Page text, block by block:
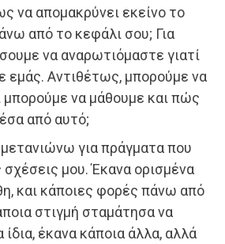
να απομακρύνει εκείνο το
από το κεφάλι σου; Για
να αναρωτιόμαστε γιατί
εμάς. Αντιθέτως, μπορούμε να
να μάθουμε και πώς
από αυτό;
για πράγματα που
σχέσεις μου. Έκανα ορισμένα
και κάποιες φορές πάνω από
στιγμή σταμάτησα να
έκανα κάποια άλλα, αλλά